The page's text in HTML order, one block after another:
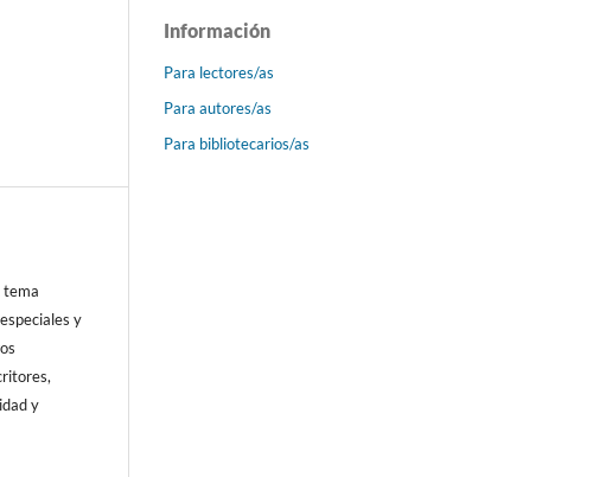
tema
y
y
Información
Para lectores/as
Para autores/as
Para bibliotecarios/as